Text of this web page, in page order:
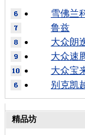
雪佛兰
鲁兹
大众朗
大众速
大众宝
别克凯
精品坊